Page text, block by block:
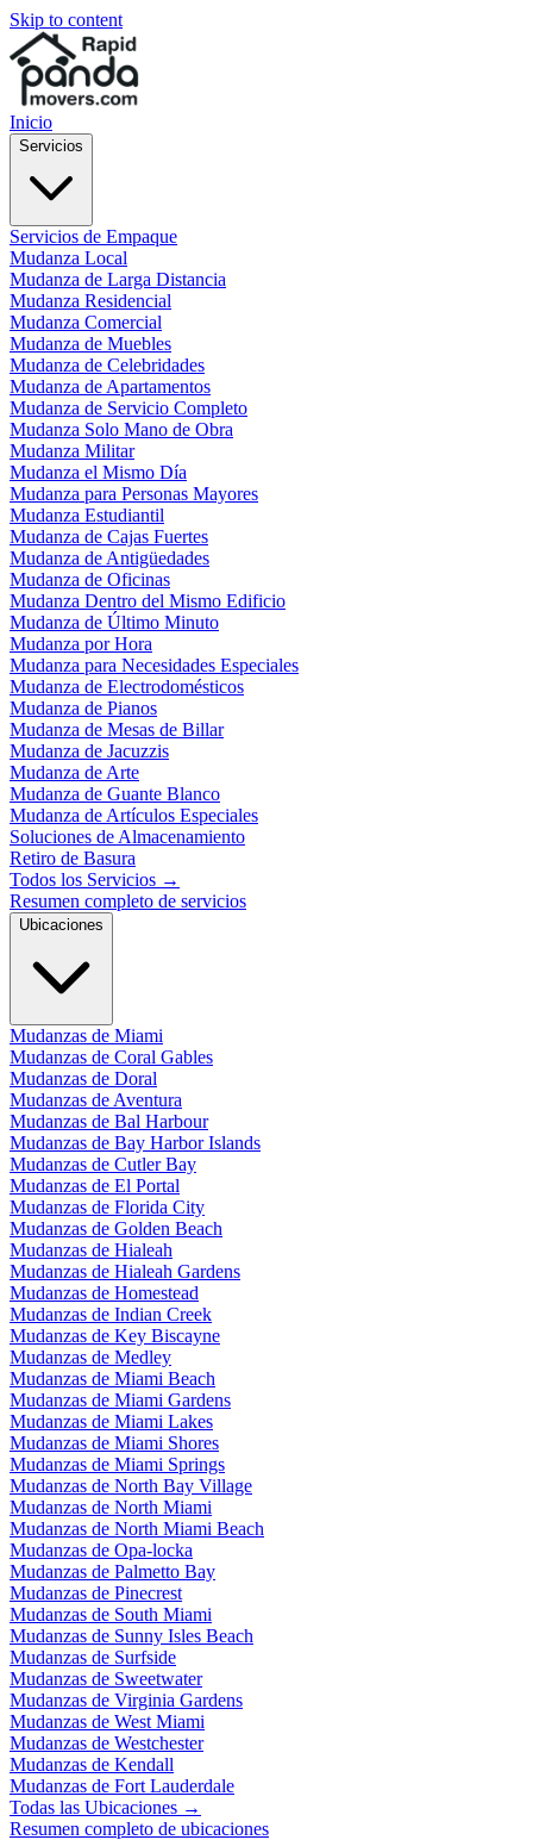
Skip to content
Inicio
Servicios
Servicios de Empaque
Mudanza Local
Mudanza de Larga Distancia
Mudanza Residencial
Mudanza Comercial
Mudanza de Muebles
Mudanza de Celebridades
Mudanza de Apartamentos
Mudanza de Servicio Completo
Mudanza Solo Mano de Obra
Mudanza Militar
Mudanza el Mismo Día
Mudanza para Personas Mayores
Mudanza Estudiantil
Mudanza de Cajas Fuertes
Mudanza de Antigüedades
Mudanza de Oficinas
Mudanza Dentro del Mismo Edificio
Mudanza de Último Minuto
Mudanza por Hora
Mudanza para Necesidades Especiales
Mudanza de Electrodomésticos
Mudanza de Pianos
Mudanza de Mesas de Billar
Mudanza de Jacuzzis
Mudanza de Arte
Mudanza de Guante Blanco
Mudanza de Artículos Especiales
Soluciones de Almacenamiento
Retiro de Basura
Todos los Servicios →
Resumen completo de servicios
Ubicaciones
Mudanzas de Miami
Mudanzas de Coral Gables
Mudanzas de Doral
Mudanzas de Aventura
Mudanzas de Bal Harbour
Mudanzas de Bay Harbor Islands
Mudanzas de Cutler Bay
Mudanzas de El Portal
Mudanzas de Florida City
Mudanzas de Golden Beach
Mudanzas de Hialeah
Mudanzas de Hialeah Gardens
Mudanzas de Homestead
Mudanzas de Indian Creek
Mudanzas de Key Biscayne
Mudanzas de Medley
Mudanzas de Miami Beach
Mudanzas de Miami Gardens
Mudanzas de Miami Lakes
Mudanzas de Miami Shores
Mudanzas de Miami Springs
Mudanzas de North Bay Village
Mudanzas de North Miami
Mudanzas de North Miami Beach
Mudanzas de Opa-locka
Mudanzas de Palmetto Bay
Mudanzas de Pinecrest
Mudanzas de South Miami
Mudanzas de Sunny Isles Beach
Mudanzas de Surfside
Mudanzas de Sweetwater
Mudanzas de Virginia Gardens
Mudanzas de West Miami
Mudanzas de Westchester
Mudanzas de Kendall
Mudanzas de Fort Lauderdale
Todas las Ubicaciones →
Resumen completo de ubicaciones